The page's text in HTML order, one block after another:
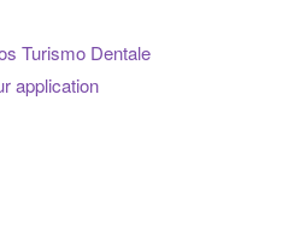
Turismo Dentale
application